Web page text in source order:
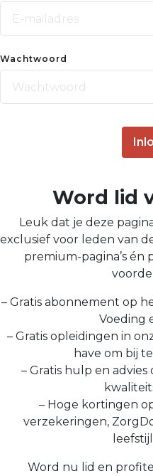
Wachtwoord
Word lid
Leuk dat je deze
exclusief voor leden van
premium-pagina’s
– Gratis abonnement op
Voeding
– Gratis opleidingen in
have om bij
– Gratis hulp en
– Hoge kortingen
verzekeringen,
Word nu lid en